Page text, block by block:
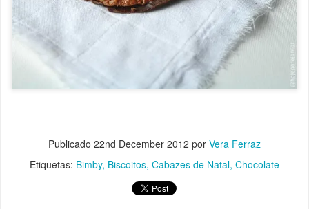
Publicado 22nd December 2012 por Vera Ferraz
Etiquetas: Bimby Biscoitos Cabazes de Natal Chocolate